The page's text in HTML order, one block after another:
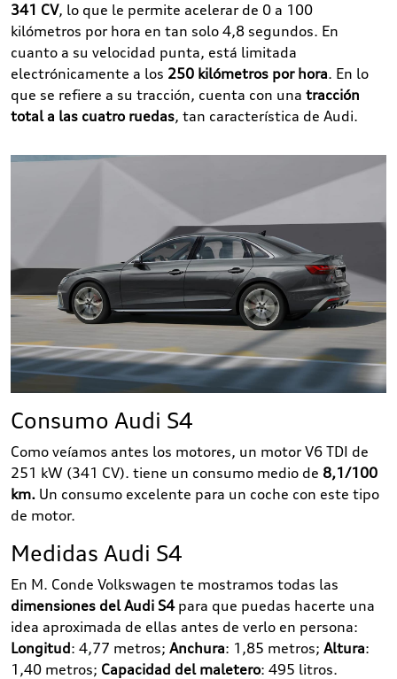
341 CV, lo que le permite acelerar de 0 a 100
kilómetros por hora en tan solo 4,8 segundos. En
cuanto a su velocidad punta, está limitada
electrónicamente a los 250 kilómetros por hora. En lo
que se refiere a su tracción, cuenta con una tracción
total a las cuatro ruedas, tan característica de Audi.
Consumo Audi S4
Como veíamos antes los motores, un motor V6 TDI de
251 kW (341 CV). tiene un consumo medio de 8,1/100
km. Un consumo excelente para un coche con este tipo
de motor.
Medidas Audi S4
En M. Conde Volkswagen te mostramos todas las
dimensiones del Audi S4para que puedas hacerte una
idea aproximada de ellas antes de verlo en persona:
Longitud: 4,77 metros; Anchura: 1,85 metros; Altura:
1,40 metros; Capacidad del maletero: 495 litros.